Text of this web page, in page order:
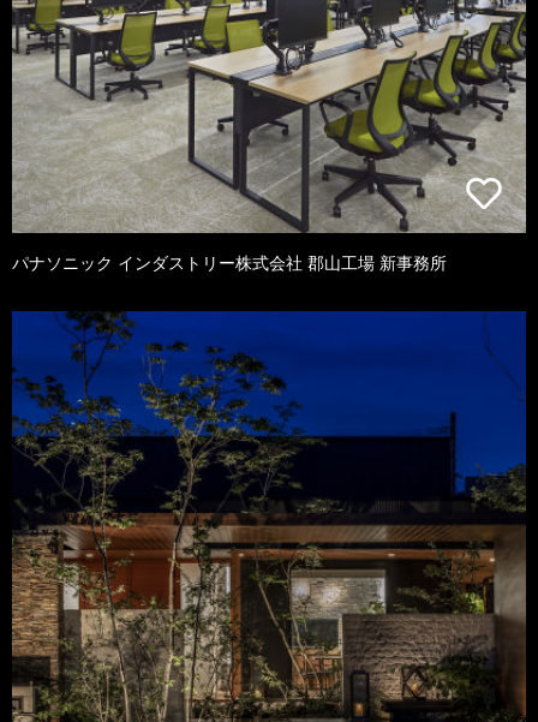
パナソニック インダストリー株式会社 郡山工場 新事務所